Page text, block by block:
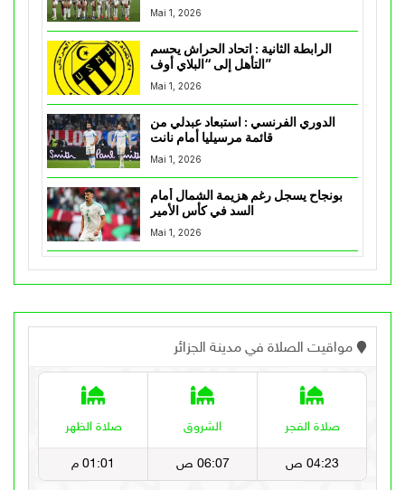
Mai 1, 2026
الرابطة الثانية : اتحاد الحراش يحسم
التأهل إلى “البلاي أوف”
Mai 1, 2026
الدوري الفرنسي : استبعاد عبدلي من
قائمة مرسيليا أمام نانت
Mai 1, 2026
بونجاح يسجل رغم هزيمة الشمال أمام
السد في كأس الأمير
Mai 1, 2026